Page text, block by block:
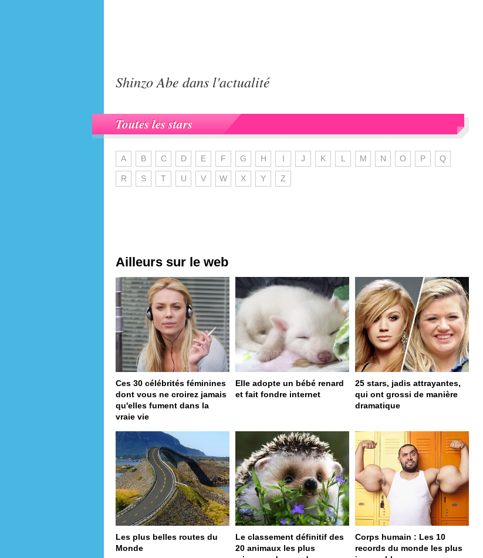
Shinzo Abe dans l'actualité
Toutes les stars
A B C D E F G H I J K L M N O P Q
R S T U V W X Y Z
Ailleurs sur le web
Ces 30 célébrités féminines
dont vous ne croirez jamais
qu'elles fument dans la
vraie vie
Elle adopte un bébé renard
et fait fondre internet
25 stars, jadis attrayantes,
qui ont grossi de manière
dramatique
Les plus belles routes du
Monde
Le classement définitif des
20 animaux les plus
Corps humain : Les 10
records du monde les plus